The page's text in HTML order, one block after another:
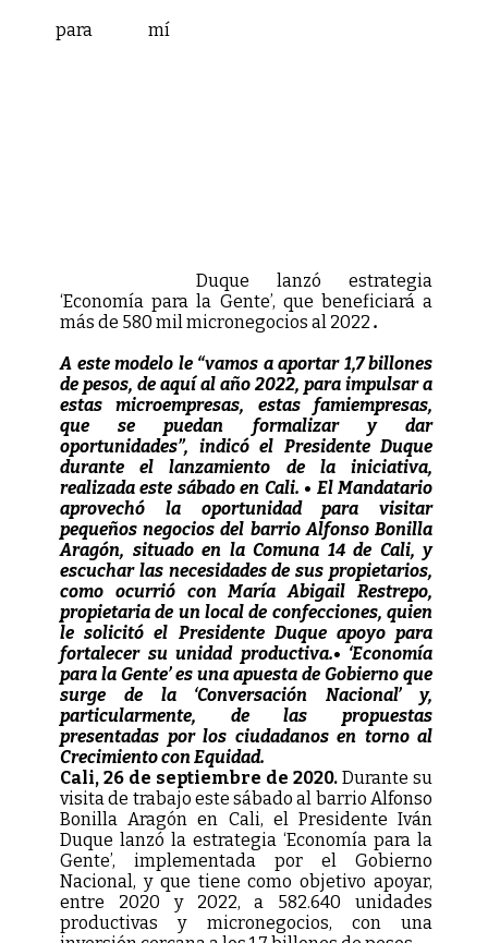
para mí
Duque lanzó estrategia
‘Economía para la Gente’, que beneficiará a
más de 580 mil micronegocios al 2022 .
A este modelo le “vamos a aportar 1,7 billones
de pesos, de aquí al año 2022, para impulsar a
estas microempresas, estas famiempresas,
que se puedan formalizar y dar
oportunidades”, indicó el Presidente Duque
durante el lanzamiento de la iniciativa,
realizada este sábado en Cali. • El Mandatario
aprovechó la oportunidad para visitar
pequeños negocios del barrio Alfonso Bonilla
Aragón, situado en la Comuna 14 de Cali, y
escuchar las necesidades de sus propietarios,
como ocurrió con María Abigail Restrepo,
propietaria de un local de confecciones, quien
le solicitó el Presidente Duque apoyo para
fortalecer su unidad productiva.• ‘Economía
para la Gente’ es una apuesta de Gobierno que
surge de la ‘Conversación Nacional’ y,
particularmente, de las propuestas
presentadas por los ciudadanos en torno al
Crecimiento con Equidad.
Cali, 26 de septiembre de 2020. Durante su
visita de trabajo este sábado al barrio Alfonso
Bonilla Aragón en Cali, el Presidente Iván
Duque lanzó la estrategia ‘Economía para la
Gente’, implementada por el Gobierno
Nacional, y que tiene como objetivo apoyar,
entre 2020 y 2022, a 582.640 unidades
productivas y micronegocios, con una